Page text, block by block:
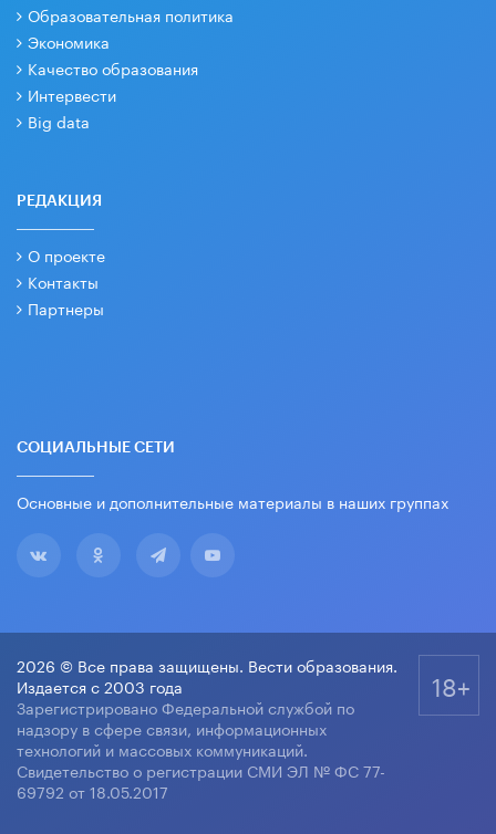
Образовательная политика
Экономика
Качество образования
Интервести
Big data
РЕДАКЦИЯ
О проекте
Контакты
Партнеры
СОЦИАЛЬНЫЕ СЕТИ
Основные и дополнительные материалы в наших группах
2026 © Все права защищены. Вести образования.
Издается с 2003 года
Зарегистрировано Федеральной службой по
надзору в сфере связи, информационных
технологий и массовых коммуникаций.
Свидетельство о регистрации СМИ ЭЛ № ФС 77-
69792 от 18.05.2017
18+